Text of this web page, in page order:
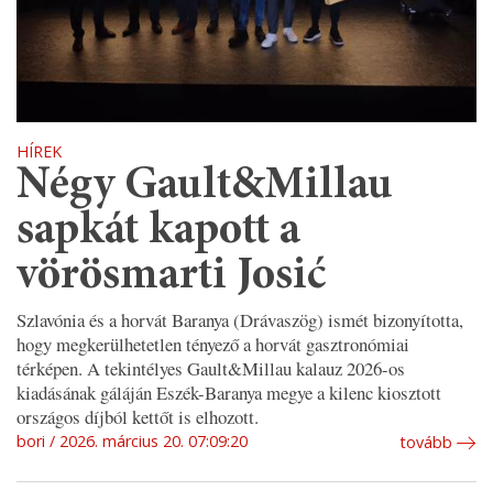
HÍREK
Négy Gault&Millau
sapkát kapott a
vörösmarti Josić
Szlavónia és a horvát Baranya (Drávaszög) ismét bizonyította,
hogy megkerülhetetlen tényező a horvát gasztronómiai
térképen. A tekintélyes Gault&Millau kalauz 2026-os
kiadásának gáláján Eszék-Baranya megye a kilenc kiosztott
országos díjból kettőt is elhozott.
bori 2026. március 20. 07:09:20 tovább